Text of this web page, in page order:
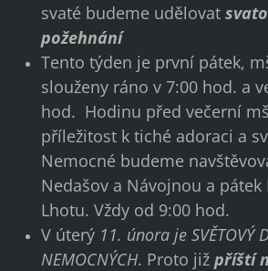
svaté budeme udělovat
požehnání
Tento týden je první pátek,
slouženy ráno v 7:00 hod. a
hod. Hodinu před večerní
příležitost k tiché adoraci a
Nemocné budeme
Nedašov a Návojnou a pátek
Lhotu. Vždy od 9:00 hod.
V úterý 11. února je SVĚTOVÝ
NEMOCNÝCH. Proto již příští